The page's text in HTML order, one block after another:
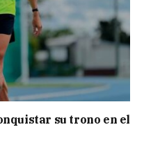
su trono en el